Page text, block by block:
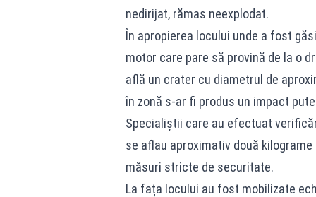
nedirijat, rămas neexplodat.
În apropierea locului unde a fost
motor care pare să provină de la o
află un crater cu diametrul de
în zonă s-ar fi produs un impact
Specialiștii care au efectuat
se aflau aproximativ două
măsuri stricte de securitate.
La fața locului au fost mobilizate